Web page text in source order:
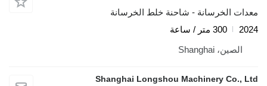
الخرسانة - شاحنة خلط الخرسانة
300 متر / ساعة
الصين، Shanghai
Shanghai Longshou Machinery Co.,